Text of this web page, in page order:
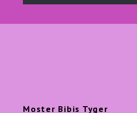
Moster Bibis Tyger